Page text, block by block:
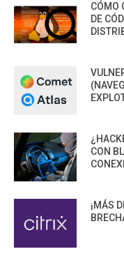
CÓMO
DE
CON
¡MÁS